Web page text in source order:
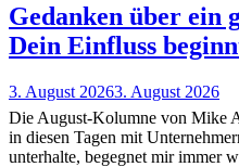
Gedanken über ein
Dein Einfluss
3. August 20263. August 2026
Die August-Kolumne von Mike
in diesen Tagen mit
unterhalte, begegnet mir immer